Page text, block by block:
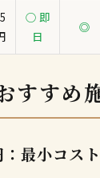
○ 即
日
◎
すすめ
最小コス